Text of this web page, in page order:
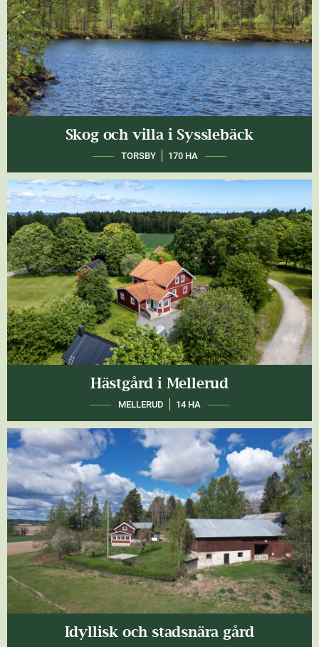
Skog och villa i Sysslebäck
TORSBY 170 HA
Hästgård i Mellerud
MELLERUD 14 HA
Idyllisk och stadsnära gård